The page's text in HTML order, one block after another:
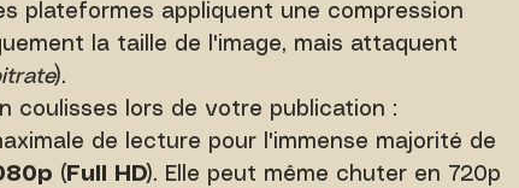
plateformes appliquent une compression
la taille de l'image, mais attaquent
).
coulisses lors de votre publication :
de lecture pour l'immense majorité de
(Full HD). Elle peut même chuter en 720p